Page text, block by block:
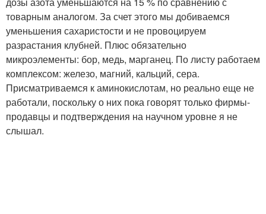
товарным аналогом. За счет этого мы добиваемся
уменьшения сахаристости и не провоцируем
разрастания клубней. Плюс обязательно
микроэлементы: бор, медь, марганец. По листу работаем
комплексом: железо, магний, кальций, сера.
Присматриваемся к аминокислотам, но реально еще не
работали, поскольку о них пока говорят только фирмы-
продавцы и подтверждения на научном уровне я не
слышал.